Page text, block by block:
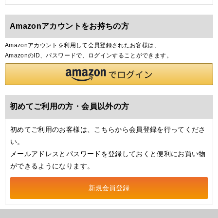
Amazonアカウントをお持ちの方
Amazonアカウントを利用して会員登録されたお客様は、
AmazonのID、パスワードで、ログインすることができます。
初めてご利用の方・会員以外の方
初めてご利用のお客様は、こちらから会員登録を行ってくださ
い。
メールアドレスとパスワードを登録しておくと便利にお買い物
ができるようになります。